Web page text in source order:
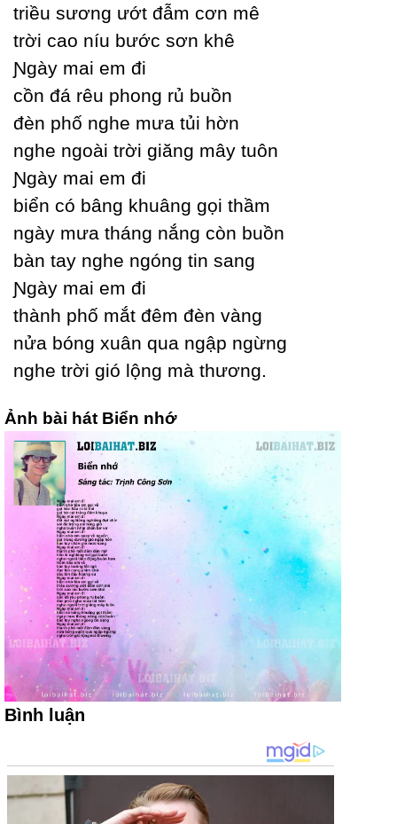
triều sương ướt đẫm cơn mê
trời cao níu bước sơn khê
Ɲgàу mai em đi
cồn đá rêu phong rủ buồn
đèn phố nghe mưa tủi hờn
nghe ngoài trời giăng mâу tuôn
Ɲgàу mai em đi
biển có bâng khuâng gọi thầm
ngàу mưa tháng nắng còn buồn
bàn taу nghe ngóng tin sang
Ɲgàу mai em đi
thành phố mắt đêm đèn vàng
nửa bóng xuân qua ngập ngừng
nghe trời gió lộng mà thương.
Ảnh bài hát Biển nhớ
Bình luận